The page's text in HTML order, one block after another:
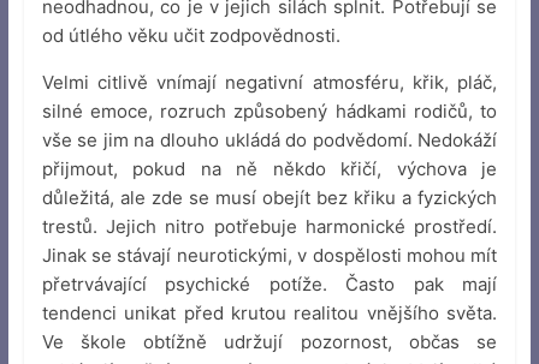
neodhadnou, co je v jejich silách splnit. Potřebují se
od útlého věku učit zodpovědnosti.
Velmi citlivě vnímají negativní atmosféru, křik, pláč,
silné emoce, rozruch způsobený hádkami rodičů, to
vše se jim na dlouho ukládá do podvědomí. Nedokáží
přijmout, pokud na ně někdo křičí, výchova je
důležitá, ale zde se musí obejít bez křiku a fyzických
trestů. Jejich nitro potřebuje harmonické prostředí.
Jinak se stávají neurotickými, v dospělosti mohou mít
přetrvávající psychické potíže. Často pak mají
tendenci unikat před krutou realitou vnějšího světa.
Ve škole obtížně udržují pozornost, občas se